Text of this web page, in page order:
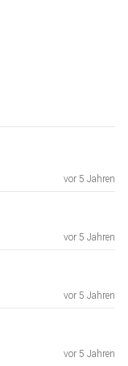
vor 5 Jahren
vor 5 Jahren
vor 5 Jahren
vor 5 Jahren